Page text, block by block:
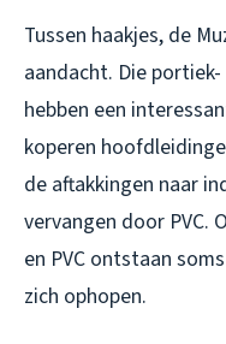
Tussen haakjes, de
aandacht. Die
hebben een
koperen
de aftakkingen naar
vervangen door PVC.
en PVC ontstaan
zich ophopen.